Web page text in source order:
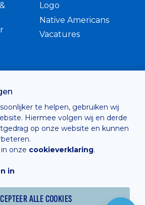
te helpen, gebruiken wij
Hiermee volgen wij en derde
op onze website en kunnen
onze cookieverklaring.
in
ALLE COOKIES
Logo
Native Americans
Vacatures